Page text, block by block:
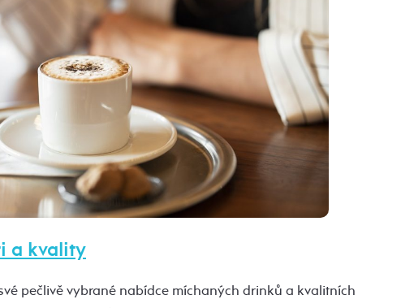
a kvality
pečlivě vybrané nabídce míchaných drinků a kvalitních